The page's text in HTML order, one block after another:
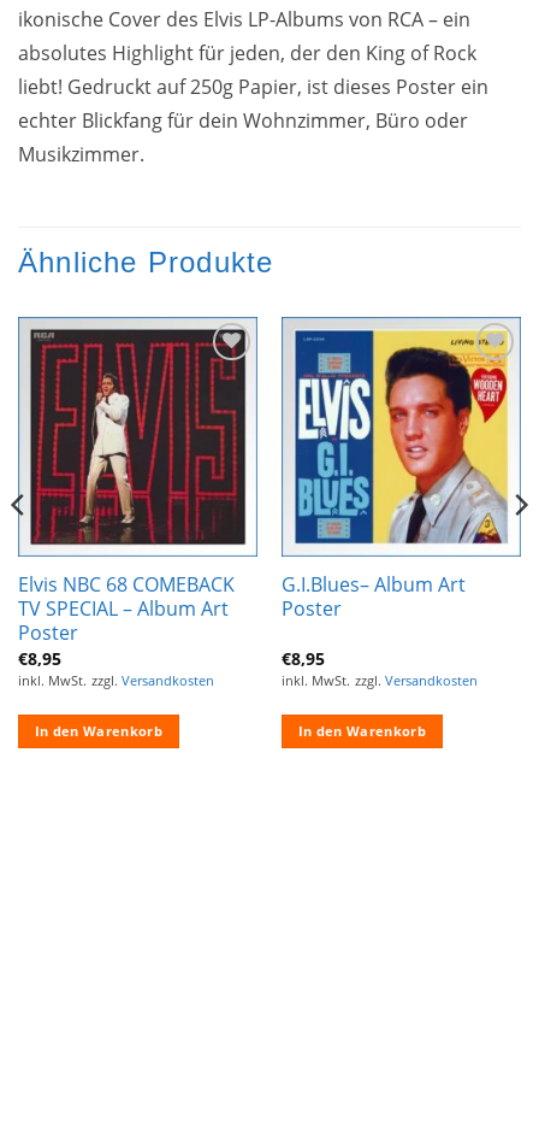
ikonische Cover des Elvis LP-Albums von RCA – ein
absolutes Highlight für jeden, der den King of Rock
liebt! Gedruckt auf 250g Papier, ist dieses Poster ein
echter Blickfang für dein Wohnzimmer, Büro oder
Musikzimmer.
Ähnliche Produkte
Zur
Wunschliste
hinzufügen
Elvis NBC 68 COMEBACK
TV SPECIAL – Album Art
Poster
€8,95
inkl. MwSt. zzgl. Versandkosten
In den Warenkorb
Zur
Wunschliste
hinzufügen
G.I.Blues– Album Art
Poster
€8,95
inkl. MwSt. zzgl. Versandkosten
In den Warenkorb